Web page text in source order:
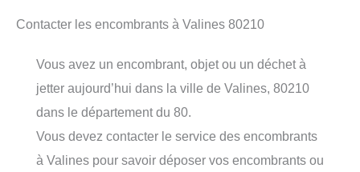
Contacter les encombrants à Valines 80210
Vous avez un encombrant, objet ou un déchet à
jetter aujourd’hui dans la ville de Valines, 80210
dans le département du 80.
Vous devez contacter le service des encombrants
à Valines pour savoir déposer vos encombrants ou